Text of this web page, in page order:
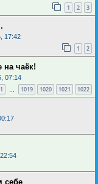
1 2 3
17:42
1 2
чаёк!
07:14
1 1019 1020 1021 1022
себе